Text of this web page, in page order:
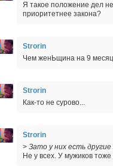
Я такое положение дел
приоритетнее закона?
Strorin
Чем женЬщина на 9
Strorin
Как-то не сурово...
Strorin
> Зато у них есть
Не у всех. У мужиков